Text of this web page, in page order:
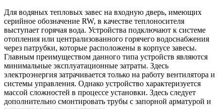
Для водяных тепловых завес на входную дверь, имеющих
серийное обозначение RW, в качестве теплоносителя
выступает горячая вода. Устройства подключают к системе
отопления или централизованного горячего водоснабжения
через патрубки, которые расположены в корпусе завесы.
Главным преимуществом данного типа устройств являются
минимальные эксплуатационные затраты. Здесь
электроэнергия затрачивается только на работу вентилятора и
системы управления. Однако устройство характеризуется
массой сложностей в процессе установки. Здесь следует
дополнительно смонтировать трубы с запорной арматурой и